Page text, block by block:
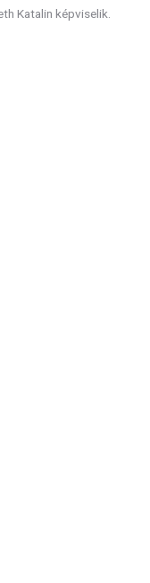
Katalin képviselik.